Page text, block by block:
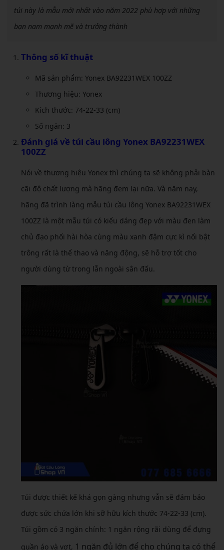
túi này là mẫu mới nhất vào năm 2022 phù hợp với những
bạn nam mạnh mẽ và trưởng thành
Thông số kĩ thuật
Mã sản phẩm: Yonex BA92231WEX 100ZZ
Thương hiệu: Yonex
Kích thước: 74-22-33 (cm)
Số ngăn: 3
Đánh giá về túi cầu lông Yonex BA92231WEX
100ZZ
Nói về thương hiệu Yonex thì chúng ta sẽ không phải bàn
cãi độ chất lượng mà hãng đem lại nữa. Và năm nay,
hãng đã trình làng mẫu túi cầu lông Yonex BA92231WEX
100ZZ là một mẫu túi có kiểu dáng đẹp với màu đen làm
chủ đạo phối hài hòa cùng màu xanh đậm cực kì nổi bật
trông rất là thể thao và năng động, sẽ hỗ trợ tốt cho
người dùng từ trong lẫn ngoài sân đấu.
Túi được thiết kế khá gọn gàng nhưng vẫn sẽ đảm bảo
được sức chứa lớn khi sỡ hữu kích thước 74-22-33 (cm).
Túi gồm có 3 ngăn chính: 1 ngăn rộng rãi dùng để đựng
quần áo và vợt, 1 ngăn đủ lớn để cho chúng ta có thể